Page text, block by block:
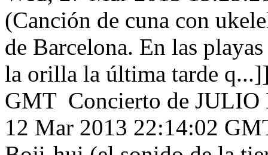
(Canción de cuna con
de Barcelona. En las
la orilla la última tarde
GMT Concierto de
12 Mar 2013 22:14:02